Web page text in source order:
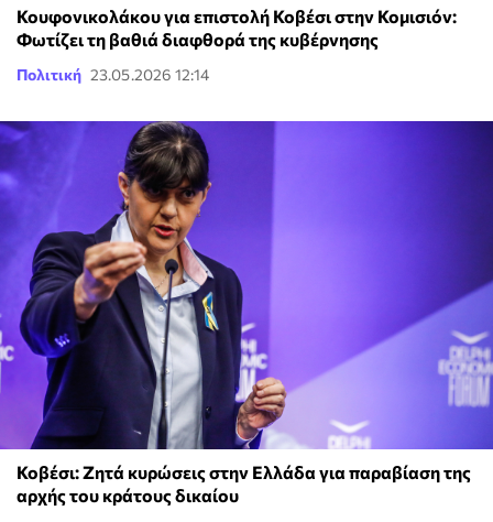
Κουφονικολάκου για επιστολή Κοβέσι στην Κομισιόν:
Φωτίζει τη βαθιά διαφθορά της κυβέρνησης
Πολιτική 23.05.2026 12:14
Κοβέσι: Ζητά κυρώσεις στην Ελλάδα για παραβίαση της
αρχής του κράτους δικαίου